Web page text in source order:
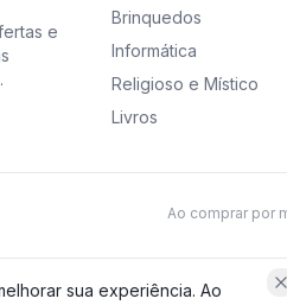
e
Brinquedos
Informática
Religioso e Místico
Livros
Ao comprar por
sua experiência. Ao